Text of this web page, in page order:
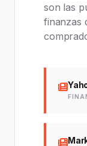
son las
finanzas